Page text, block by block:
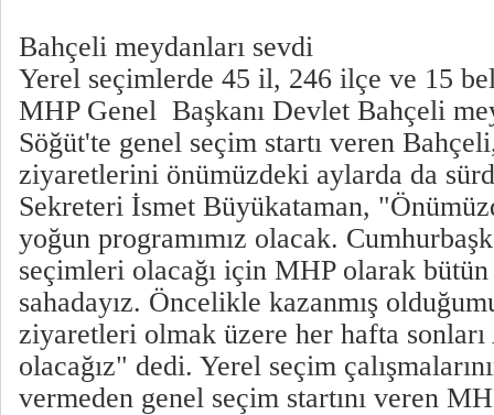
Bahçeli meydanları sevdi
Yerel seçimlerde 45 il, 246 ilçe ve 15
MHP Genel Başkanı Devlet Bahçeli
Söğüt'te genel seçim startı veren
ziyaretlerini önümüzdeki aylarda da
Sekreteri İsmet Büyükataman,
yoğun programımız olacak.
seçimleri olacağı için MHP olarak
sahadayız. Öncelikle kazanmış
ziyaretleri olmak üzere her hafta sonları
olacağız" dedi. Yerel seçim
vermeden genel seçim startını veren